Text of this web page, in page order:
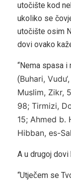
utočište kod
ukoliko se
utočište osim
dovi ovako
“Nema spasa
(Buhari,
Muslim, Zikr,
98; Tirmizi,
15; Ahmed b.
Hibban, es-
A u drugoj dovi
“Utječem se